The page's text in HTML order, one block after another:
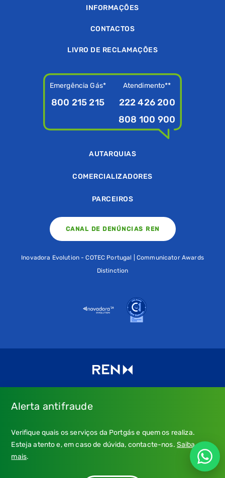
INFORMAÇÕES
CONTACTOS
LIVRO DE RECLAMAÇÕES
Emergência Gás*
800 215 215
Atendimento**
222 426 200
808 100 900
AUTARQUIAS
COMERCIALIZADORES
PARCEIROS
CANAL DE DENÚNCIAS REN
Inovadora Evolution - COTEC Portugal | Communicator Awards
Distinction
a nossaPolítica de Cookies.
* Emergência Gás: 24 horas, chamada grátis.
** Atendimento: dias úteis, 9h-21h; chamada para a rede fixa
Alerta antifraude
Verifique quais os serviços da Portgás e quem os realiza.
Esteja atento e, em caso de dúvida, contacte-nos. Saiba
mais.